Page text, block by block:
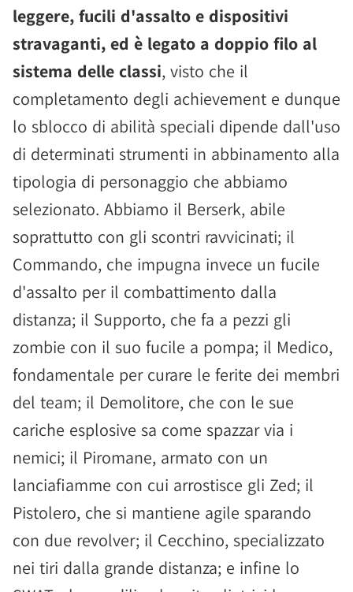
leggere, fucili d'assalto e dispositivi
stravaganti, ed è legato a doppio filo al
sistema delle classi, visto che il
completamento degli achievement e dunque
lo sblocco di abilità speciali dipende dall'uso
di determinati strumenti in abbinamento alla
tipologia di personaggio che abbiamo
selezionato. Abbiamo il Berserk, abile
soprattutto con gli scontri ravvicinati; il
Commando, che impugna invece un fucile
d'assalto per il combattimento dalla
distanza; il Supporto, che fa a pezzi gli
zombie con il suo fucile a pompa; il Medico,
fondamentale per curare le ferite dei membri
del team; il Demolitore, che con le sue
cariche esplosive sa come spazzar via i
nemici; il Piromane, armato con un
lanciafiamme con cui arrostisce gli Zed; il
Pistolero, che si mantiene agile sparando
con due revolver; il Cecchino, specializzato
nei tiri dalla grande distanza; e infine lo